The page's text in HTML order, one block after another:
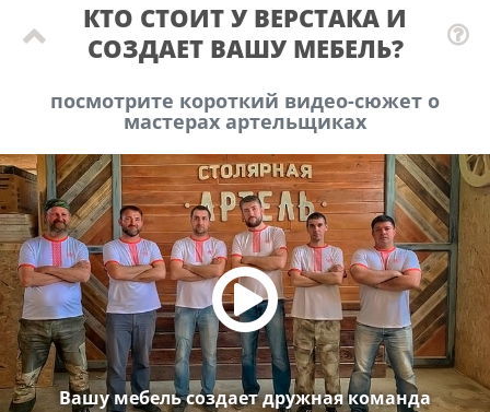
КТО СТОИТ У ВЕРСТАКА И
СОЗДАЕТ ВАШУ МЕБЕЛЬ?
посмотрите короткий видео-сюжет о
мастерах артельщиках
Вашу мебель создает дружная команда